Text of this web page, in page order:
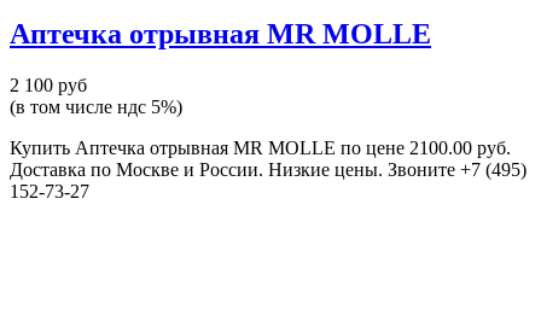
Аптечка отрывная MR MOLLE
2 100 руб
(в том числе ндс 5%)
Купить Аптечка отрывная MR MOLLE по цене 2100.00 руб.
Доставка по Москве и России. Низкие цены. Звоните +7 (495)
152-73-27